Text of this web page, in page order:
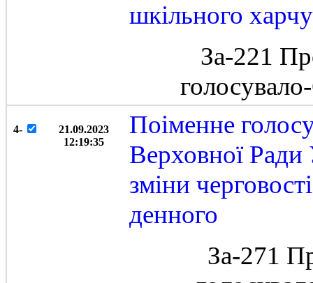
шкільного
За-221
4-
21.09.2023
12:19:35
Поіменне
Верховної
зміни
денного
За-271